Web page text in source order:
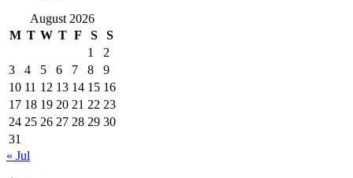
August 2026
M T W T F S
S
1
2
3
4 5 6 7 8
9
10 11 12 13 14 15 16
17 18 19 20 21 22 23
24 25 26 27 28 29 30
31
« Jul